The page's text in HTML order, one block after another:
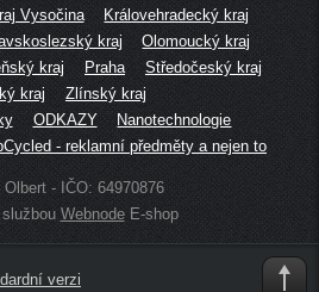
Vysočina
Královehradecký kraj
kraj
Olomoucký kraj
kraj Praha
Středočeský kraj
kraj
Zlínský kraj
ODKAZY
Nanotechnologie
- reklamní předměty a nejen to
- IČO: 64970876
WebnodeE-shop
verzi